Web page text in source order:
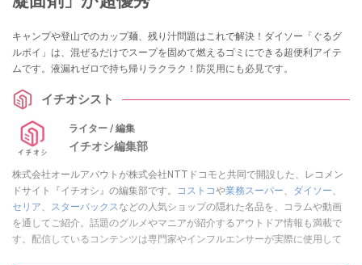
キャンプや登山でのカップ麺、残り汁問題はこれで解決！ダイソー「ぐるグ
ルポイ」は、混ぜるだけでスープを固めて燃えるゴミにできる超便利アイテ
ムです。液漏れゼロで持ち帰りラクラク！防災用にも必見です。
イチオシスト
ライター / 編集
イチオシ編集部
株式会社オールアバウトが株式会社NTTドコモと共同で開設した、レコメン
ドサイト『イチオシ』の編集部です。
コストコや業務スーパー、 ダイソー、
セリア、 スターバックスなどの人気ショップの隠れた名品を、コラムや動画
を通してご紹介。話題のグルメやマニアが紹介するアウトドア情報も満載で
す。配信しているコンテンツは専門家やインフルエンサーが実際に使用して